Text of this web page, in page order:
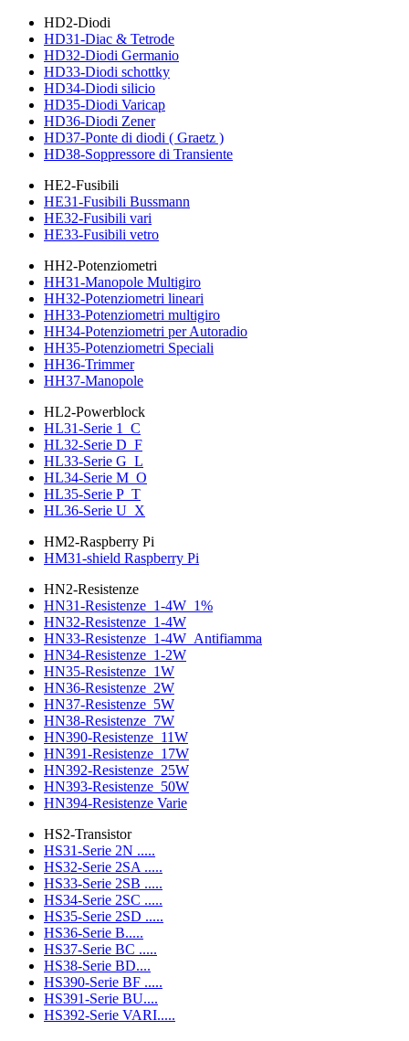
HD2-Diodi
HD31-Diac & Tetrode
HD32-Diodi Germanio
HD33-Diodi schottky
HD34-Diodi silicio
HD35-Diodi Varicap
HD36-Diodi Zener
HD37-Ponte di diodi ( Graetz )
HD38-Soppressore di Transiente
HE2-Fusibili
HE31-Fusibili Bussmann
HE32-Fusibili vari
HE33-Fusibili vetro
HH2-Potenziometri
HH31-Manopole Multigiro
HH32-Potenziometri lineari
HH33-Potenziometri multigiro
HH34-Potenziometri per Autoradio
HH35-Potenziometri Speciali
HH36-Trimmer
HH37-Manopole
HL2-Powerblock
HL31-Serie 1_C
HL32-Serie D_F
HL33-Serie G_L
HL34-Serie M_O
HL35-Serie P_T
HL36-Serie U_X
HM2-Raspberry Pi
HM31-shield Raspberry Pi
HN2-Resistenze
HN31-Resistenze_1-4W_1%
HN32-Resistenze_1-4W
HN33-Resistenze_1-4W_Antifiamma
HN34-Resistenze_1-2W
HN35-Resistenze_1W
HN36-Resistenze_2W
HN37-Resistenze_5W
HN38-Resistenze_7W
HN390-Resistenze_11W
HN391-Resistenze_17W
HN392-Resistenze_25W
HN393-Resistenze_50W
HN394-Resistenze Varie
HS2-Transistor
HS31-Serie 2N .....
HS32-Serie 2SA .....
HS33-Serie 2SB .....
HS34-Serie 2SC .....
HS35-Serie 2SD .....
HS36-Serie B.....
HS37-Serie BC .....
HS38-Serie BD....
HS390-Serie BF .....
HS391-Serie BU....
HS392-Serie VARI.....